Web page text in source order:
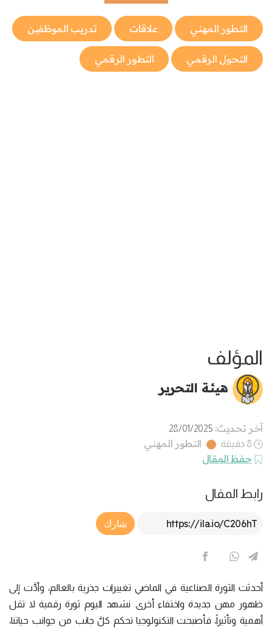
التطور المهني علاقات تدريب الموظفين
التحول الرقمي التطور الرقمي
المؤلف
هيئة التحرير
آخر تحديث: 28/01/2025
8 دقيقة
التطور المهني
حفظ المقال
رابط المقال
Article Link
شارك
أحدثت الثورة الصناعية في الماضي تغييرات جذرية بالعالم، وأدَّت إلى
ظهور مهن جديدة واختفاء أخرى. نشهد اليوم ثورة رقمية لا تقل
أهمية وتأثيراً، فأصبحت التكنولوجيا تحكم كلَّ جانب من جوانب حياتنا،